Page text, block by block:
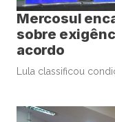
Mercosul
sobre
acordo
Lula classificou